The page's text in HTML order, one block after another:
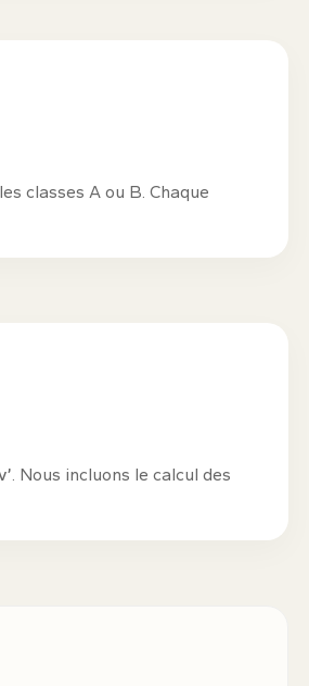
classes A ou B. Chaque
. Nous incluons le calcul des